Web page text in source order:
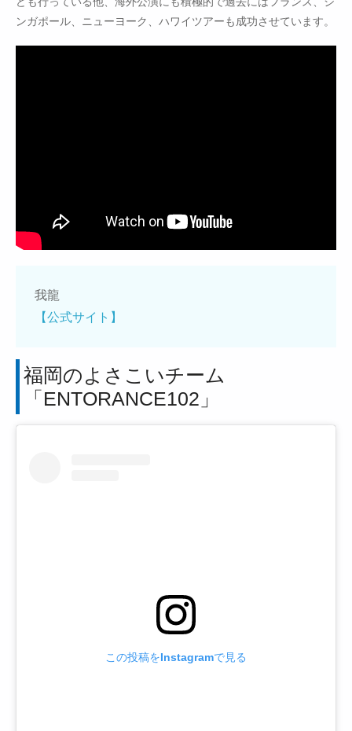
ンガポール、ニューヨーク、ハワイツアーも成功させています。
我龍
【公式サイト】
福岡のよさこいチーム
「ENTORANCE102」
この投稿をInstagramで見る